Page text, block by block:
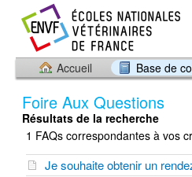
Accueil Base de
Foire Aux Questions
Résultats de la recherche
1 FAQs correspondantes à vos
Je souhaite obtenir un